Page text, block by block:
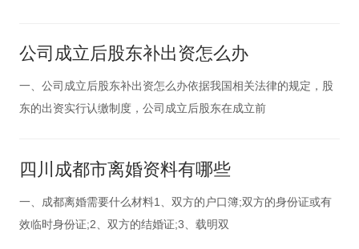
公司成立后股东补出资怎么办
一、公司成立后股东补出资怎么办依据我国相关法律的规定，股
东的出资实行认缴制度，公司成立后股东在成立前
四川成都市离婚资料有哪些
一、成都离婚需要什么材料1、双方的户口簿;双方的身份证或有
效临时身份证;2、双方的结婚证;3、载明双